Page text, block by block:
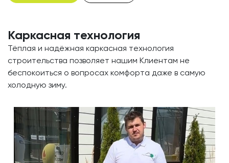
Каркасная технология
Тёплая и надёжная каркасная технология
строительства позволяет нашим Клиентам не
беспокоиться о вопросах комфорта даже в самую
холодную зиму.